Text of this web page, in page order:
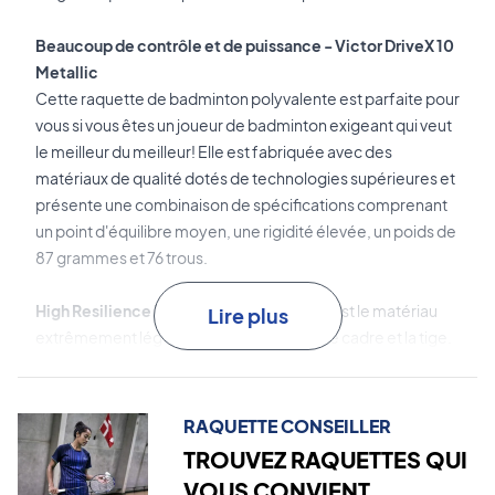
Beaucoup de contrôle et de puissance - Victor DriveX 10
Metallic
Cette raquette de badminton polyvalente est parfaite pour
vous si vous êtes un joueur de badminton exigeant qui veut
le meilleur du meilleur! Elle est fabriquée avec des
matériaux de qualité dotés de technologies supérieures et
présente une combinaison de spécifications comprenant
un point d'équilibre moyen, une rigidité élevée, un poids de
87 grammes et 76 trous.
High Resilience Modulus Graphiteélevé est le matériau
extrêmement léger et solide utilisé dans le cadre et la tige.
performance utilisé dans la tige. Ce matériau améliore les
performances et le contrôle de la raquette.
Lire plus
RAQUETTE CONSEILLER
TROUVEZ RAQUETTES QUI